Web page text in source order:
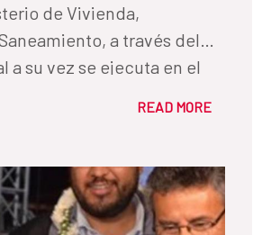
de Vivienda,
a través del
a su vez se ejecuta en el
de Financiamiento No
Agua y Saneamiento
por el Banco
Desarrollo (BID).
READ MORE